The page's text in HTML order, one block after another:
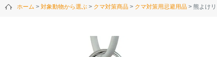
ホーム 対象動物から選ぶ クマ対策商品 クマ対策用忌避用品 熊よけ
ハイトシェルター侵入禁刺イノシッシ
アニマルネット2300